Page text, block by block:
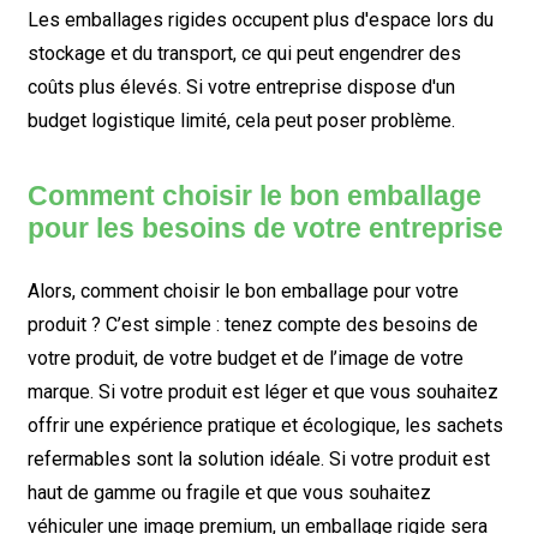
Les emballages rigides occupent plus d'espace lors du
stockage et du transport, ce qui peut engendrer des
coûts plus élevés. Si votre entreprise dispose d'un
budget logistique limité, cela peut poser problème.
Comment choisir le bon emballage
pour les besoins de votre entreprise
Alors, comment choisir le bon emballage pour votre
produit ? C’est simple : tenez compte des besoins de
votre produit, de votre budget et de l’image de votre
marque. Si votre produit est léger et que vous souhaitez
offrir une expérience pratique et écologique, les sachets
refermables sont la solution idéale. Si votre produit est
haut de gamme ou fragile et que vous souhaitez
véhiculer une image premium, un emballage rigide sera